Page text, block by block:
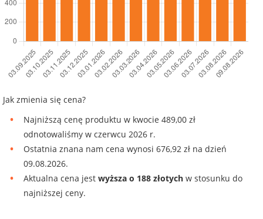
Jak zmienia się cena?
Najniższą cenę produktu w kwocie 489,00 zł
odnotowaliśmy w czerwcu 2026 r.
Ostatnia znana nam cena wynosi 676,92 zł na dzień
09.08.2026.
Aktualna cena jest wyższa o 188 złotych w stosunku do
najniższej ceny.